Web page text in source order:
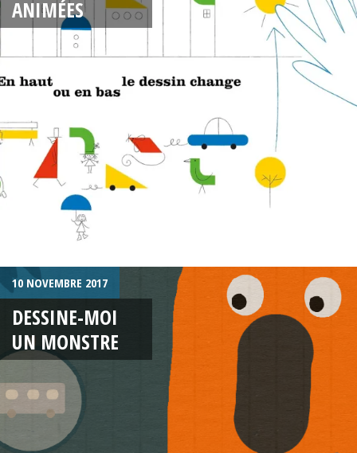
ANIMÉES
10 NOVEMBRE 2017
DESSINE-MOI
UN MONSTRE